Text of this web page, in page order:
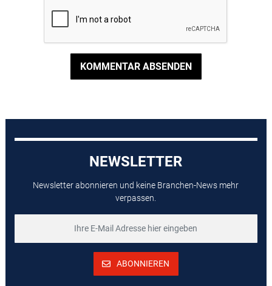
KOMMENTAR ABSENDEN
NEWSLETTER
Newsletter abonnieren und keine Branchen-News mehr
verpassen.
ABONNIEREN